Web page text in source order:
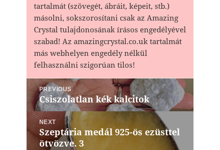
tartalmát (szövegét, ábráit, képeit, stb.)
másolni, sokszorosítani csak az Amazing
Crystal tulajdonosának írásos engedélyével
szabad! Az amazingcrystal.co.uk tartalmát
más webhelyen engedély nélkül
felhasználni szigorúan tilos!
Bejegyzés
navigáció
PREVIOUS
Previous
post:
Csiszolatlan kék kalcitok
NEXT
Next
post:
Szeptária medál 925-ös ezüsttel
ötvözve. 3